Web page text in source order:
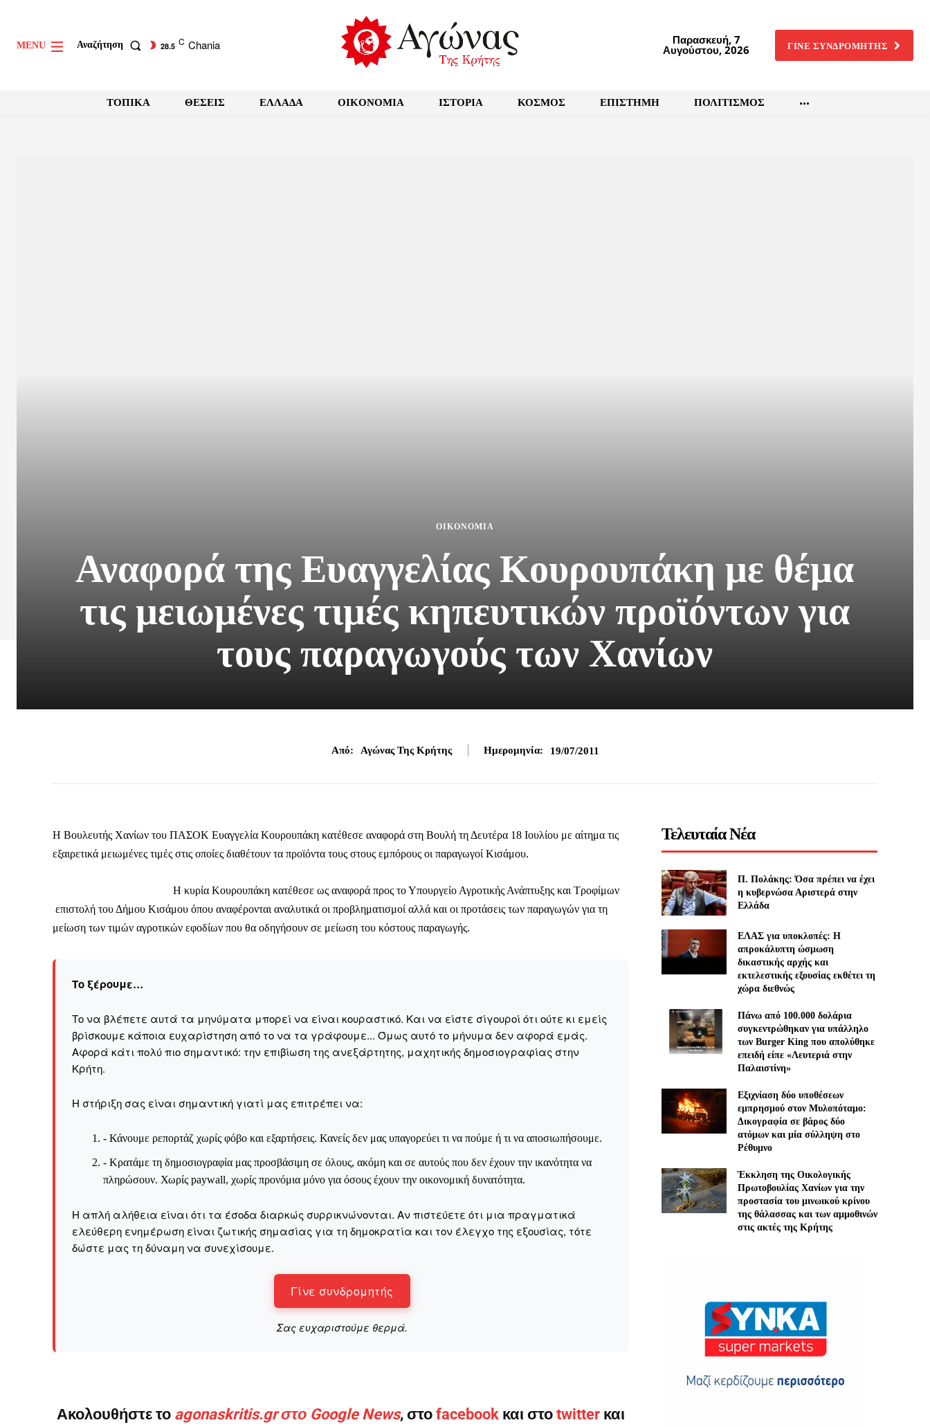
Εφημερίδα
MENU Αναζήτηση 28.5 C Chania Παρασκευή, 7
Αυγούστου, 2026 ΓΙΝΕ ΣΥΝΔΡΟΜΗΤΗΣ
ΤΟΠΙΚΑ ΘΕΣΕΙΣ ΕΛΛΑΔΑ OIKONOMIA ΙΣΤΟΡΙΑ ΚΟΣΜΟΣ ΕΠΙΣΤΗΜΗ ΠΟΛΙΤΙΣΜΟΣ
OIKONOMIA
Αναφορά της Ευαγγελίας Κουρουπάκη με θέμα
τις μειωμένες τιμές κηπευτικών προϊόντων για
τους παραγωγούς των Χανίων
Από: Αγώνας Της Κρήτης Ημερομηνία: 19/07/2011
Η Βουλευτής Χανίων του ΠΑΣΟΚ Ευαγγελία Κουρουπάκη κατέθεσε αναφορά στη Βουλή τη Δευτέρα 18 Ιουλίου με αίτημα τις
εξαιρετικά μειωμένες τιμές στις οποίες διαθέτουν τα προϊόντα τους στους εμπόρους οι παραγωγοί Κισάμου.
Η κυρία Κουρουπάκη κατέθεσε ως αναφορά προς το Υπουργείο Αγροτικής Ανάπτυξης και Τροφίμων
επιστολή του Δήμου Κισάμου όπου αναφέρονται αναλυτικά οι προβληματισμοί αλλά και οι προτάσεις των παραγωγών για τη
μείωση των τιμών αγροτικών εφοδίων που θα οδηγήσουν σε μείωση του κόστους παραγωγής.
Το ξέρουμε…
Το να βλέπετε αυτά τα μηνύματα μπορεί να είναι κουραστικό. Και να είστε σίγουροί ότι ούτε κι εμείς
βρίσκουμε κάποια ευχαρίστηση από το να τα γράφουμε... Όμως αυτό το μήνυμα δεν αφορά εμάς.
Αφορά κάτι πολύ πιο σημαντικό: την επιβίωση της ανεξάρτητης, μαχητικής δημοσιογραφίας στην
Kρήτη.
Η στήριξη σας είναι σημαντική γιατί μας επιτρέπει να:
- Κάνουμε ρεπορτάζ χωρίς φόβο και εξαρτήσεις. Κανείς δεν μας υπαγορεύει τι να πούμε ή τι να αποσιωπήσουμε.
- Κρατάμε τη δημοσιογραφία μας προσβάσιμη σε όλους, ακόμη και σε αυτούς που δεν έχουν την ικανότητα να
πληρώσουν. Χωρίς paywall, χωρίς προνόμια μόνο για όσους έχουν την οικονομική δυνατότητα.
Η απλή αλήθεια είναι ότι τα έσοδα διαρκώς συρρικνώνονται. Αν πιστεύετε ότι μια πραγματικά
ελεύθερη ενημέρωση είναι ζωτικής σημασίας για τη δημοκρατία και τον έλεγχο της εξουσίας, τότε
δώστε μας τη δύναμη να συνεχίσουμε.
Γίνε συνδρομητής
Σας ευχαριστούμε θερμά.
Ακολουθήστε το agonaskritis.gr στο Google News, στο facebook και στο twitterκαι
Τελευταία Νέα
Π. Πολάκης: Όσα πρέπει να έχει
η κυβερνώσα Αριστερά στην
Ελλάδα
ΕΛΑΣ για υποκλοπές: H
απροκάλυπτη ώσμωση
δικαστικής αρχής και
εκτελεστικής εξουσίας εκθέτει τη
χώρα διεθνώς
Πάνω από 100.000 δολάρια
συγκεντρώθηκαν για υπάλληλο
των Burger King που απολύθηκε
επειδή είπε «Λευτεριά στην
Παλαιστίνη»
Εξιχνίαση δύο υποθέσεων
εμπρησμού στον Μυλοπόταμο:
Δικογραφία σε βάρος δύο
ατόμων και μία σύλληψη στο
Ρέθυμνο
Έκκληση της Οικολογικής
Πρωτοβουλίας Χανίων για την
προστασία του μινωικού κρίνου
της θάλασσας και των αμμοθινών
στις ακτές της Κρήτης